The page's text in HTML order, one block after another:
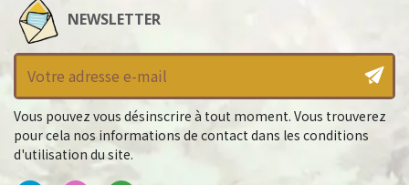
NEWSLETTER
Vous pouvez vous désinscrire à tout moment. Vous trouverez
pour cela nos informations de contact dans les conditions
d'utilisation du site.